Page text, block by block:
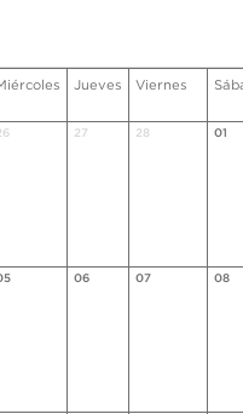
Jueves Viernes
27 28 01
06 07 08